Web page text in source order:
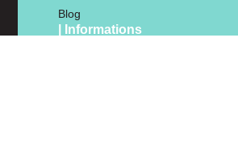
Blog
| Informations